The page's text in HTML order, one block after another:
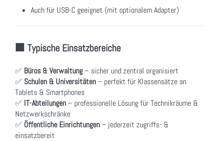
Auch für USB-C geeignet (mit optionalem Adapter)
🏢 Typische Einsatzbereiche
✅ Büros & Verwaltung– sicher und zentral organisiert
✅ Schulen & Universitäten– perfekt für Klassensätze an
Tablets & Smartphones
✅ IT-Abteilungen– professionelle Lösung für Technikräume &
Netzwerkschränke
✅ Öffentliche Einrichtungen– jederzeit zugriffs- &
einsatzbereit